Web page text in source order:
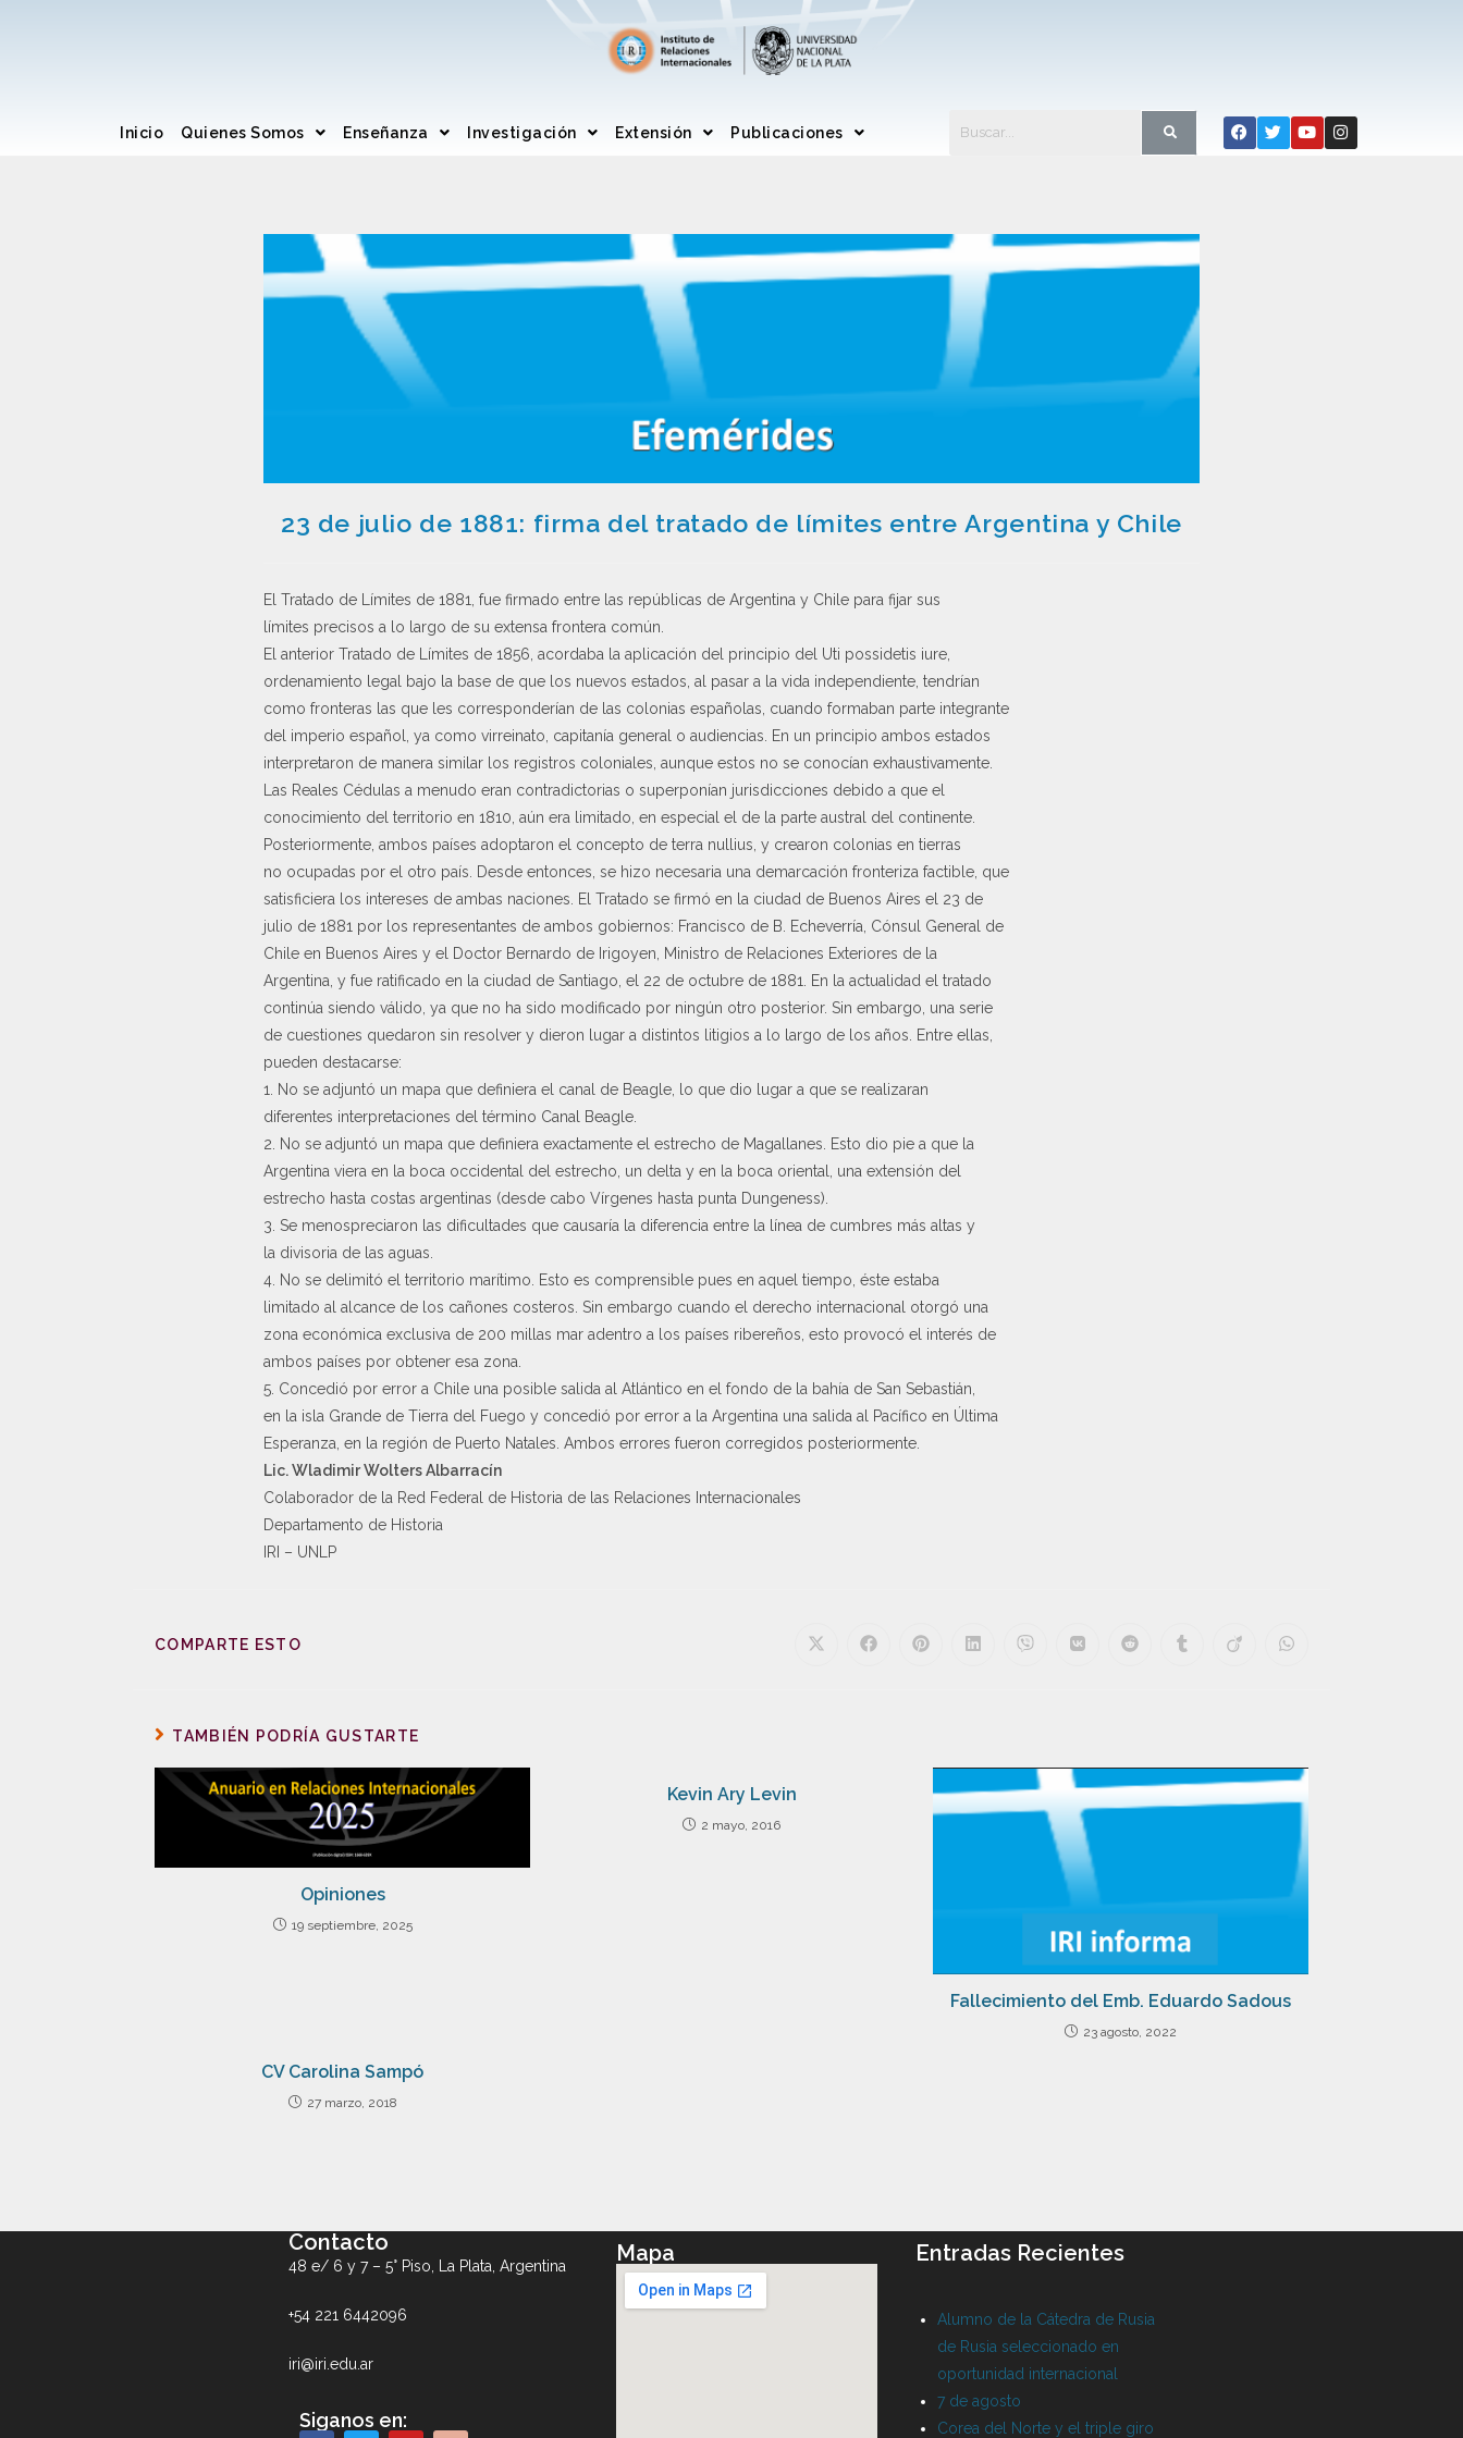
Inicio Quienes Somos Enseñanza Investigación Extensión Publicaciones
23 de julio de 1881: firma del tratado de límites entre Argentina y Chile
El Tratado de Límites de 1881, fue firmado entre las repúblicas de Argentina y Chile para fijar sus
límites precisos a lo largo de su extensa frontera común.
El anterior Tratado de Límites de 1856, acordaba la aplicación del principio del Uti possidetis iure,
ordenamiento legal bajo la base de que los nuevos estados, al pasar a la vida independiente, tendrían
como fronteras las que les corresponderían de las colonias españolas, cuando formaban parte integrante
del imperio español, ya como virreinato, capitanía general o audiencias. En un principio ambos estados
interpretaron de manera similar los registros coloniales, aunque estos no se conocían exhaustivamente.
Las Reales Cédulas a menudo eran contradictorias o superponían jurisdicciones debido a que el
conocimiento del territorio en 1810, aún era limitado, en especial el de la parte austral del continente.
Posteriormente, ambos países adoptaron el concepto de terra nullius, y crearon colonias en tierras
no ocupadas por el otro país. Desde entonces, se hizo necesaria una demarcación fronteriza factible, que
satisficiera los intereses de ambas naciones. El Tratado se firmó en la ciudad de Buenos Aires el 23 de
julio de 1881 por los representantes de ambos gobiernos: Francisco de B. Echeverría, Cónsul General de
Chile en Buenos Aires y el Doctor Bernardo de Irigoyen, Ministro de Relaciones Exteriores de la
Argentina, y fue ratificado en la ciudad de Santiago, el 22 de octubre de 1881. En la actualidad el tratado
continúa siendo válido, ya que no ha sido modificado por ningún otro posterior. Sin embargo, una serie
de cuestiones quedaron sin resolver y dieron lugar a distintos litigios a lo largo de los años. Entre ellas,
pueden destacarse:
1. No se adjuntó un mapa que definiera el canal de Beagle, lo que dio lugar a que se realizaran
diferentes interpretaciones del término Canal Beagle.
2. No se adjuntó un mapa que definiera exactamente el estrecho de Magallanes. Esto dio pie a que la
Argentina viera en la boca occidental del estrecho, un delta y en la boca oriental, una extensión del
estrecho hasta costas argentinas (desde cabo Vírgenes hasta punta Dungeness).
3. Se menospreciaron las dificultades que causaría la diferencia entre la línea de cumbres más altas y
la divisoria de las aguas.
4. No se delimitó el territorio marítimo. Esto es comprensible pues en aquel tiempo, éste estaba
limitado al alcance de los cañones costeros. Sin embargo cuando el derecho internacional otorgó una
zona económica exclusiva de 200 millas mar adentro a los países ribereños, esto provocó el interés de
ambos países por obtener esa zona.
5. Concedió por error a Chile una posible salida al Atlántico en el fondo de la bahía de San Sebastián,
en la isla Grande de Tierra del Fuego y concedió por error a la Argentina una salida al Pacífico en Última
Esperanza, en la región de Puerto Natales. Ambos errores fueron corregidos posteriormente.
Lic. Wladimir Wolters Albarracín
Colaborador de la Red Federal de Historia de las Relaciones Internacionales
Departamento de Historia
IRI – UNLP
COMPARTE ESTO
TAMBIÉN PODRÍA GUSTARTE
Opiniones
19 septiembre, 2025
Kevin Ary Levin
2 mayo, 2016
Fallecimiento del Emb. Eduardo Sadous
23 agosto, 2022
CV Carolina Sampó
27 marzo, 2018
Contacto
48 e/ 6 y 7 – 5° Piso, La Plata, Argentina
+54 221 6442096
iri@iri.edu.ar
Siganos en:
Mapa Entradas Recientes
Alumno de la Cátedra de Rusia
de Rusia seleccionado en
oportunidad internacional
7 de agosto
Corea del Norte y el triple giro